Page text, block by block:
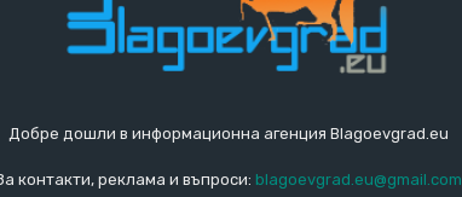
Добре дошли в информационна агенция Blagoevgrad.eu
контакти, реклама и въпроси: blagoevgrad.eu@gmail.com